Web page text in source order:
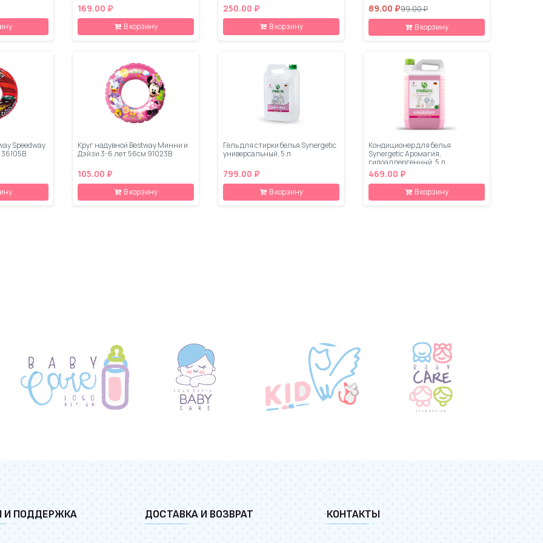
169.00 ₽
В корзину
250.00 ₽
В корзину
89.00 ₽99.00 ₽
В корзину
Speedway
Круг надувной Bestway Минни и
Дэйзи 3-6 лет 56см 91023B
105.00 ₽
В корзину
Гель для стирки белья Synergetic
универсальный, 5 л
799.00 ₽
В корзину
Кондиционер для белья
Synergetic Аромагия,
гипоаллергенный, 5 л
469.00 ₽
В корзину
И ПОДДЕРЖКА ДОСТАВКА И ВОЗВРАТ КОНТАКТЫ